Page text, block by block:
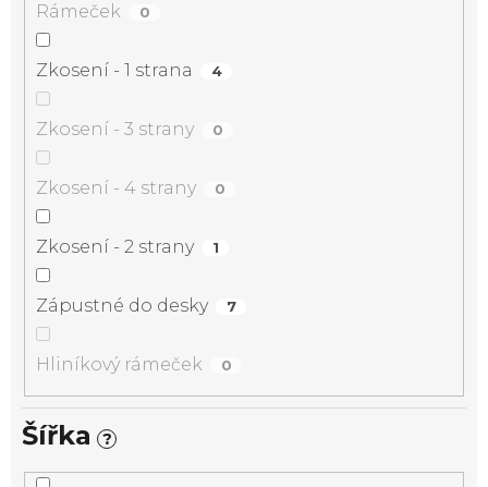
Rámeček 0
Zkosení - 1 strana 4
Zkosení - 3 strany 0
Zkosení - 4 strany 0
Zkosení - 2 strany 1
Zápustné do desky 7
Hliníkový rámeček 0
Šířka ?